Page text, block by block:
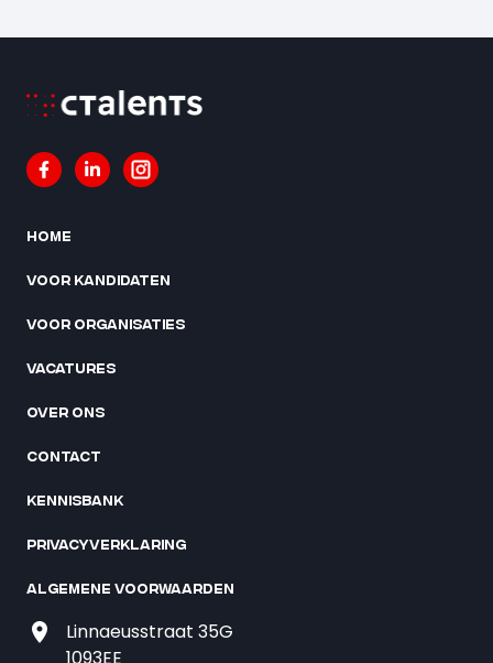
Home
Voor kandidaten
Voor organisaties
Vacatures
Over ons
Contact
Kennisbank
Privacyverklaring
Algemene voorwaarden
Linnaeusstraat 35G
1093EE